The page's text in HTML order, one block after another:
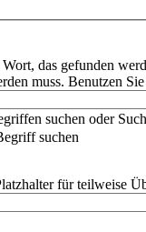
das gefunden
muss. Benutzen
suchen oder
suchen
für teilweise